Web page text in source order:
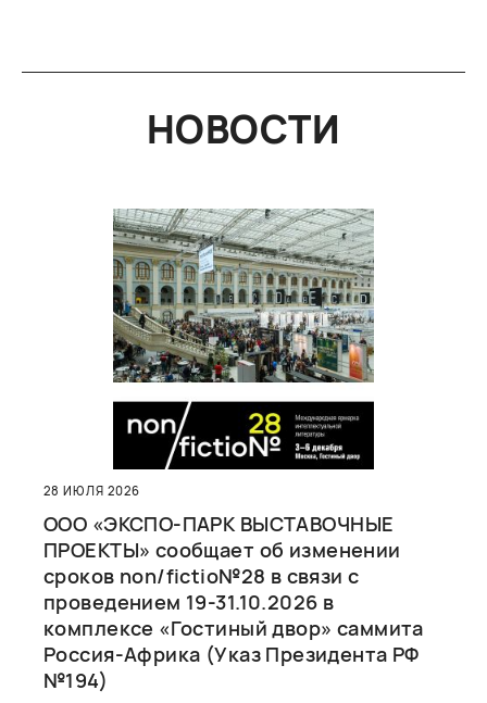
НОВОСТИ
28 ИЮЛЯ 2026
ООО «ЭКСПО-ПАРК ВЫСТАВОЧНЫЕ
ПРОЕКТЫ» сообщает об изменении
сроков non/fictio№28 в связи с
проведением 19-31.10.2026 в
комплексе «Гостиный двор» саммита
Россия-Африка (Указ Президента РФ
№194)